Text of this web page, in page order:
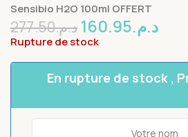
Sensibio H2O 100ml OFFERT
د.م.277.50 د.م.160.95
Rupture de stock
En rupture de stock ,